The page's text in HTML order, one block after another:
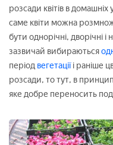
розсади квітів в
саме квіти можна
бути однорічні, дворічні і
зазвичай вибираються
період вегетаціїі раніше
розсади, то тут, в
яке добре переносить